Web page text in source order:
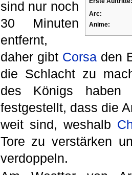
Arc:
Anime:
sind nur noch
30 Minuten
entfernt,
daher gibt Corsaden
die Schlacht zu
des Königs haben
festgestellt, dass die
weit sind, weshalb
Tore zu verstärken
verdoppeln.